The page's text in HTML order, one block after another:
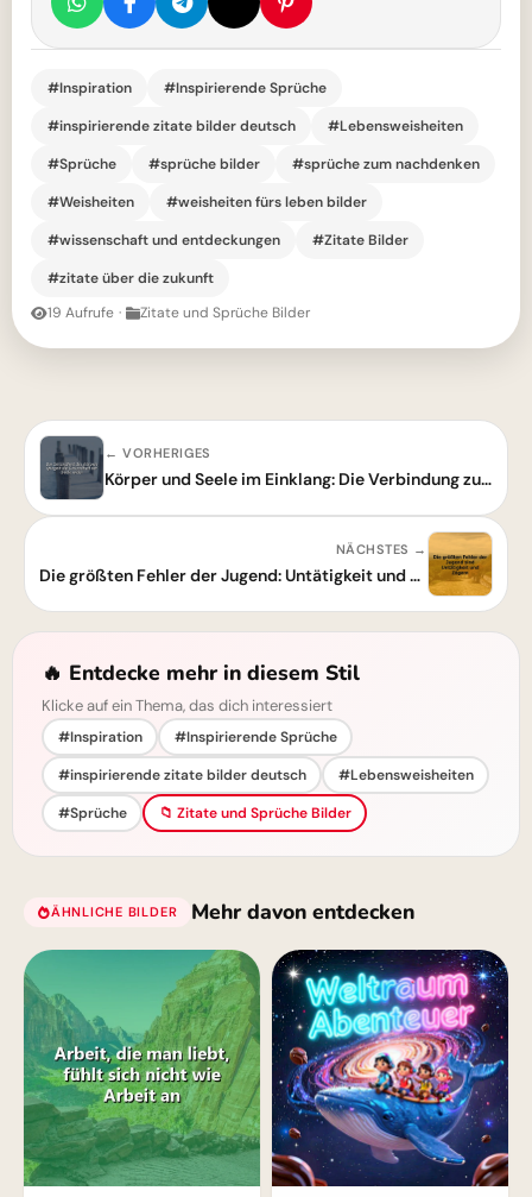
#Inspiration
#Inspirierende Sprüche
#inspirierende zitate bilder deutsch
#Lebensweisheiten
#Sprüche
#sprüche bilder
#sprüche zum nachdenken
#Weisheiten
#weisheiten fürs leben bilder
#wissenschaft und entdeckungen
#Zitate Bilder
#zitate über die zukunft
19 Aufrufe · Zitate und Sprüche Bilder
← VORHERIGES
Körper und Seele im Einklang: Die Verbindung zur inneren Gesundheit
NÄCHSTES →
Die größten Fehler der Jugend: Untätigkeit und Zögern
🔥 Entdecke mehr in diesem Stil
Klicke auf ein Thema, das dich interessiert
#Inspiration
#Inspirierende Sprüche
#inspirierende zitate bilder deutsch
#Lebensweisheiten
#Sprüche
📁 Zitate und Sprüche Bilder
ÄHNLICHE BILDER Mehr davon entdecken
Wolken für Instagram